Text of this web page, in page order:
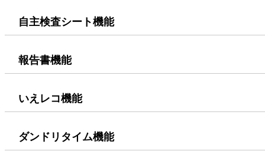
自主検査シート機能
報告書機能
いえレコ機能
ダンドリタイム機能